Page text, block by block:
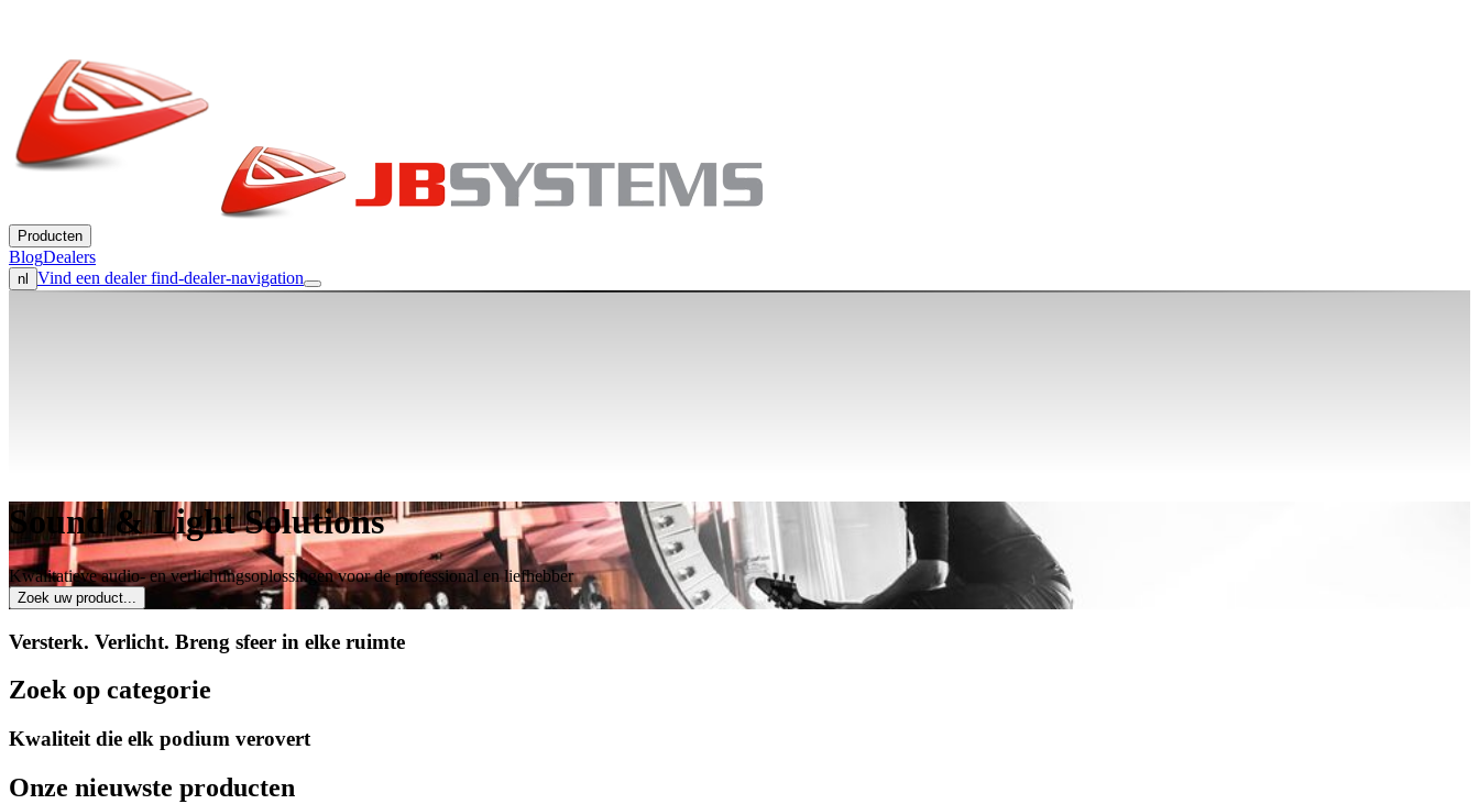
Producten
BlogDealers
nl Vind een dealerfind-dealer-navigation
Sound & Light Solutions
Kwalitatieve audio- en verlichtingsoplossingen voor de professional en liefhebber
Zoek uw product...
Versterk. Verlicht. Breng sfeer in elke ruimte
Zoek op categorie
Kwaliteit die elk podium verovert
Onze nieuwste producten